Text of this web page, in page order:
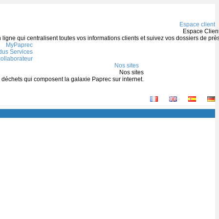
Espace client
Espace
qui centralisent toutes vos informations clients et suivez vos dossiers de
MyPaprec
Services
Nos sites
Nos sites
qui composent la galaxie Paprec sur internet.